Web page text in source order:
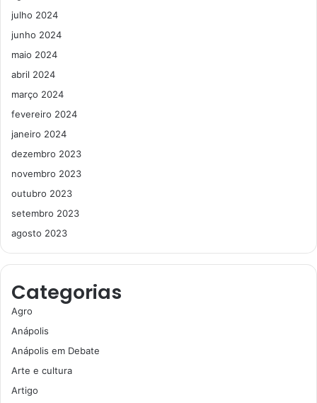
julho 2024
junho 2024
maio 2024
abril 2024
março 2024
fevereiro 2024
janeiro 2024
dezembro 2023
novembro 2023
outubro 2023
setembro 2023
agosto 2023
Categorias
Agro
Anápolis
Anápolis em Debate
Arte e cultura
Artigo